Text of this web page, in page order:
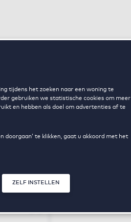
tijdens het zoeken naar een woning te
gebruiken we statistische cookies om meer
en hebben als doel om advertenties af te
doorgaan’ te klikken, gaat u akkoord met het
ZELF INSTELLEN